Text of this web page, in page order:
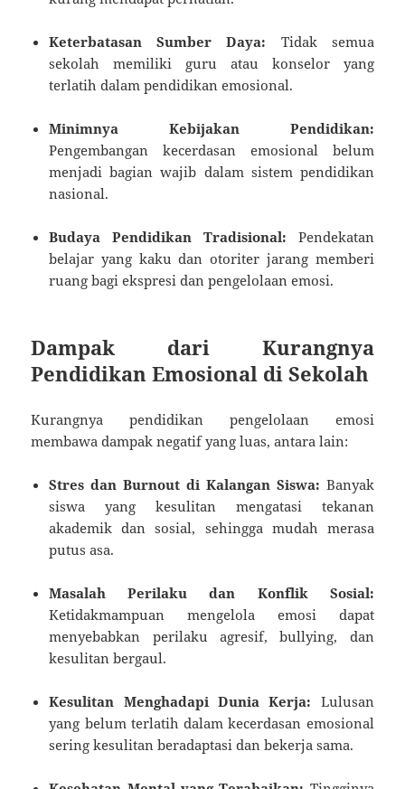
Keterbatasan Sumber Daya: Tidak semua
sekolah memiliki guru atau konselor yang
terlatih dalam pendidikan emosional.
Minimnya Kebijakan Pendidikan:
Pengembangan kecerdasan emosional belum
menjadi bagian wajib dalam sistem pendidikan
nasional.
Budaya Pendidikan Tradisional: Pendekatan
belajar yang kaku dan otoriter jarang memberi
ruang bagi ekspresi dan pengelolaan emosi.
Dampak dari Kurangnya
Pendidikan Emosional di Sekolah
Kurangnya pendidikan pengelolaan emosi
membawa dampak negatif yang luas, antara lain:
Stres dan Burnout di Kalangan Siswa: Banyak
siswa yang kesulitan mengatasi tekanan
akademik dan sosial, sehingga mudah merasa
putus asa.
Masalah Perilaku dan Konflik Sosial:
Ketidakmampuan mengelola emosi dapat
menyebabkan perilaku agresif, bullying, dan
kesulitan bergaul.
Kesulitan Menghadapi Dunia Kerja: Lulusan
yang belum terlatih dalam kecerdasan emosional
sering kesulitan beradaptasi dan bekerja sama.